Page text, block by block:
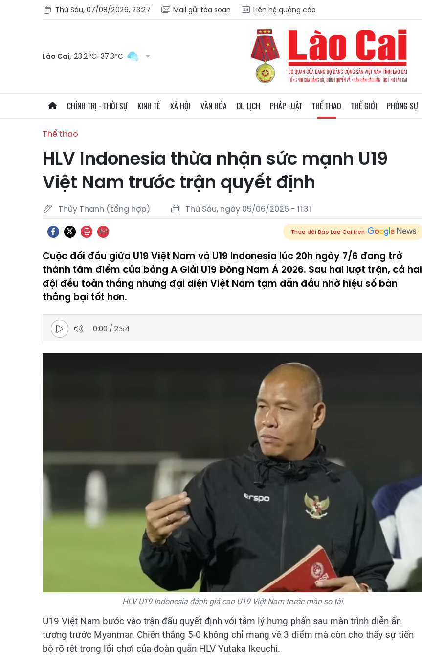
Thứ Sáu, 07/08/2026, 23:27 Mail gửi tòa soạn Liên hệ quảng cáo
Lào Cai, 23.2°C-37.3°C
CHÍNH TRỊ - THỜI SỰ KINH TẾ XÃ HỘI VĂN HÓA DU LỊCH PHÁP LUẬT THỂ THAO THẾ GIỚI PHÓNG SỰ
Thể thao
HLV Indonesia thừa nhận sức mạnh U19
Việt Nam trước trận quyết định
Thủy Thanh (tổng hợp) Thứ Sáu, ngày 05/06/2026 - 11:31
Theo dõi Báo Lào Cai trên
Cuộc đối đầu giữa U19 Việt Nam và U19 Indonesia lúc 20h ngày 7/6 đang trở
thành tâm điểm của bảng A Giải U19 Đông Nam Á 2026. Sau hai lượt trận, cả hai
đội đều toàn thắng nhưng đại diện Việt Nam tạm dẫn đầu nhờ hiệu số bàn
thắng bại tốt hơn.
0:00 / 2:54
HLV U19 Indonesia đánh giá cao U19 Việt Nam trước màn so tài.
U19 Việt Nam bước vào trận đấu quyết định với tâm lý hưng phấn sau màn trình diễn ấn
tượng trước Myanmar. Chiến thắng 5-0 không chỉ mang về 3 điểm mà còn cho thấy sự tiến
bộ rõ rệt trong lối chơi của đoàn quân HLV Yutaka Ikeuchi.